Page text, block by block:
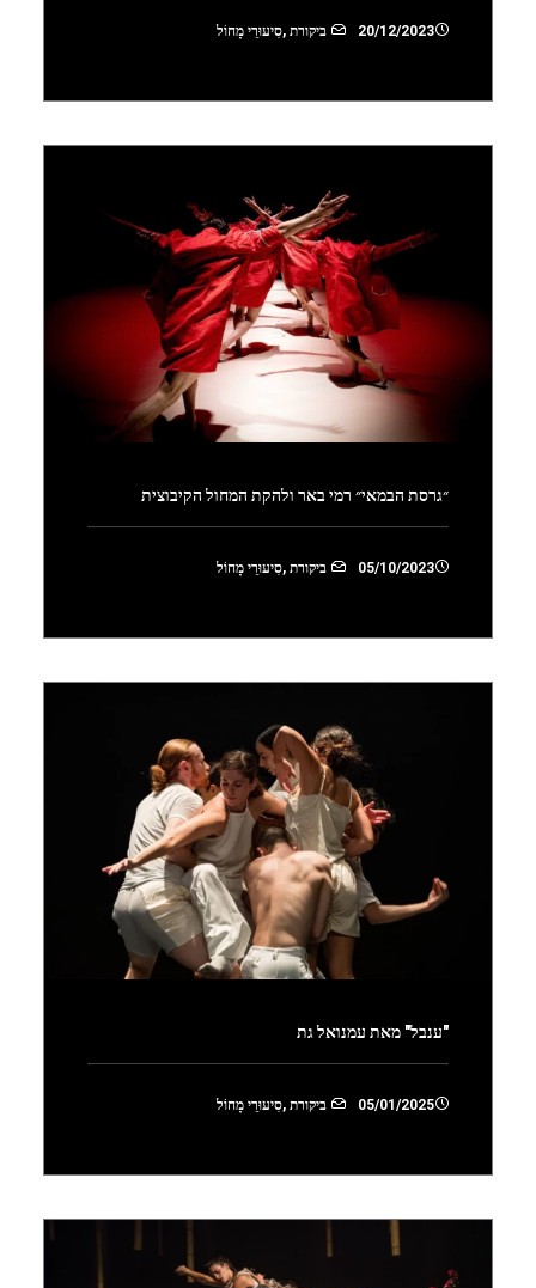
20/12/2023 ביקורת ,סִיעוּרֵי מָחוֹל
״גרסת הבמאי״ רמי באר ולהקת המחול הקיבוצית
05/10/2023 ביקורת ,סִיעוּרֵי מָחוֹל
"ענבל" מאת עמנואל גת
05/01/2025 ביקורת ,סִיעוּרֵי מָחוֹל